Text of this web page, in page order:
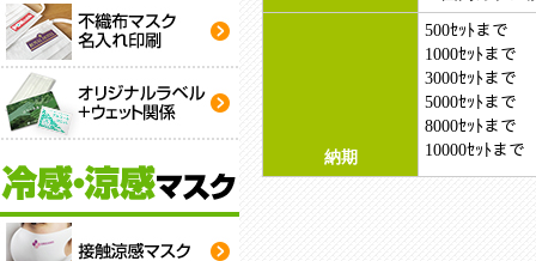
納期
500ｾｯﾄまで
1000ｾｯﾄまで
3000ｾｯﾄまで
5000ｾｯﾄまで
8000ｾｯﾄまで
10000ｾｯﾄまで